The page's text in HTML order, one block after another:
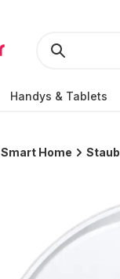
Handys & Tablets
Smart Home